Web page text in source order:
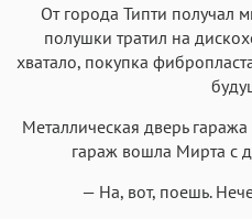
От города Типти получал
полушки тратил на
хватало, покупка
Металлическая дверь
гараж вошла Мирта с
— На, вот, поешь.